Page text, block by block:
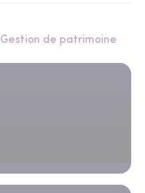
Gestion de patrimoine